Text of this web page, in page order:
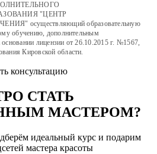
"ЦЕНТР
осуществляющий образовательную
обучению, дополнительным
лицензии от 26.10.2015 г. №1567,
Кировской области.
консультацию
СТАТЬ
МАСТЕРОМ?
идеальный курс и подарим
мастера красоты